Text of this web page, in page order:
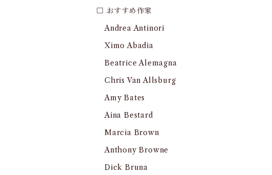
□ おすすめ作家
Andrea Antinori
Ximo Abadia
Beatrice Alemagna
Chris Van Allsburg
Amy Bates
Aina Bestard
Marcia Brown
Anthony Browne
Dick Bruna